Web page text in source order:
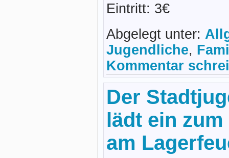
Eintritt: 3€
Abgelegt unter:
Jugendliche,
Kommentar
Der
lädt ein zum
am